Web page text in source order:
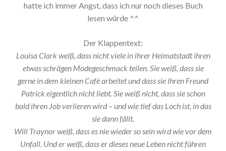
hatte ich immer Angst, dass ich nur noch dieses Buch
lesen würde ^^
Der Klappentext:
Louisa Clark weiß, dass nicht viele in ihrer Heimatstadt ihren
etwas schrägen Modegeschmack teilen. Sie weiß, dass sie
gerne in dem kleinen Café arbeitet und dass sie ihren Freund
Patrick eigentlich nicht liebt. Sie weiß nicht, dass sie schon
bald ihren Job verlieren wird – und wie tief das Loch ist, in das
sie dann fällt.
Will Traynor weiß, dass es nie wieder so sein wird wie vor dem
Unfall. Und er weiß, dass er dieses neue Leben nicht führen